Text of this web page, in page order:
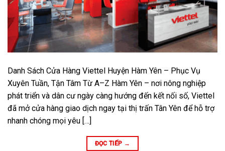
Danh Sách Cửa Hàng Viettel Huyện Hàm Yên – Phục Vụ
Xuyên Tuần, Tận Tâm Từ A–Z Hàm Yên – nơi nông nghiệp
phát triển và dân cư ngày càng hướng đến kết nối số, Viettel
đã mở cửa hàng giao dịch ngay tại thị trấn Tân Yên để hỗ trợ
nhanh chóng mọi yêu […]
ĐỌC TIẾP →